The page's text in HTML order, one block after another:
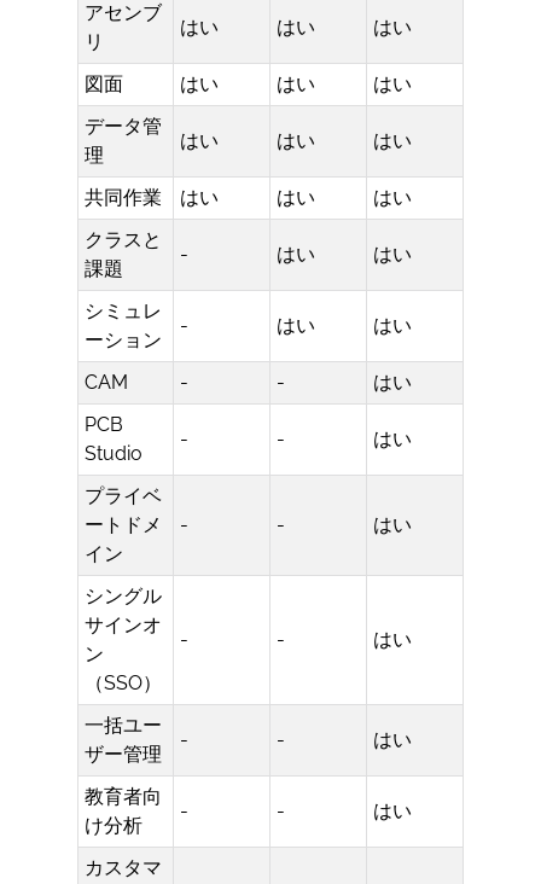
アセンブ
リ
はい はい はい
図面 はい はい
はい
データ管
理
はい はい はい
共同作業 はい はい
はい
クラスと
課題
- はい はい
シミュレ
ーション
- はい はい
CAM - -
はい
PCB
Studio
- - はい
プライベ
ートドメ
イン
- - はい
シングル
サインオ
ン
（SSO）
- - はい
一括ユー
ザー管理
- - はい
教育者向
け分析
- - はい
カスタマ